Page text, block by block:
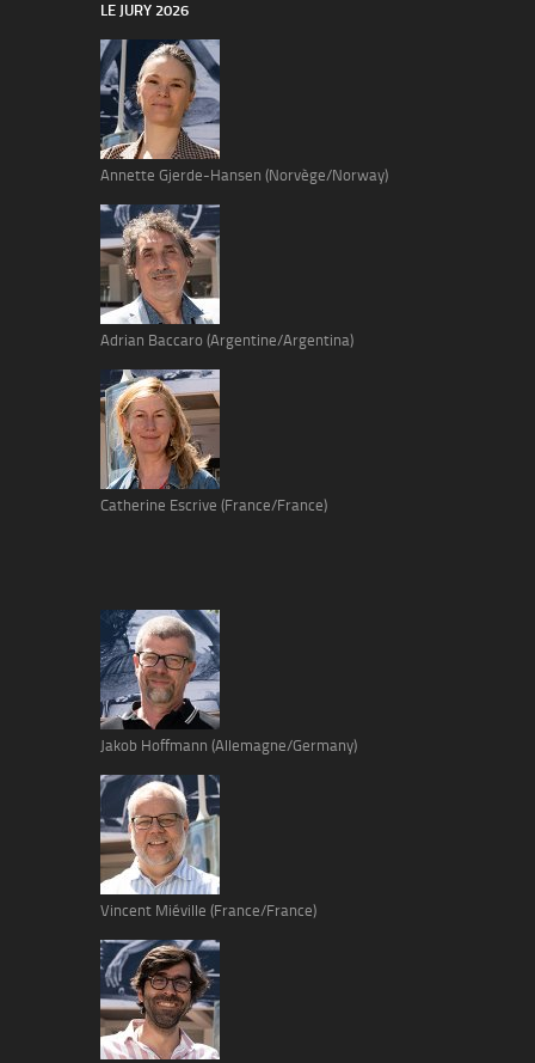
LE JURY 2026
Annette Gjerde-Hansen (Norvège/Norway)
Adrian Baccaro (Argentine/Argentina)
Catherine Escrive (France/France)
Jakob Hoffmann (Allemagne/Germany)
Vincent Miéville (France/France)